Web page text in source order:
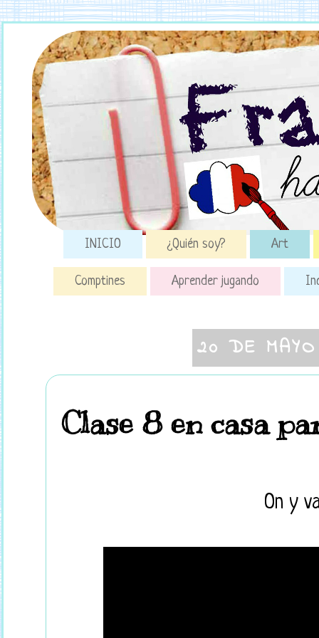
INICIO ¿Quién soy? Art
Comptines Aprender jugando
20 DE
Clase 8 en casa
On y